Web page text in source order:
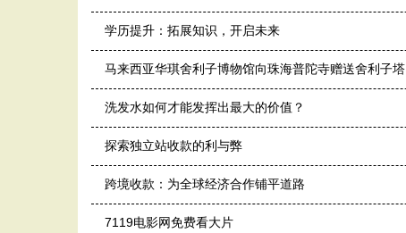
学历提升：拓展知识，开启未来
马来西亚华琪舍利子博物馆向珠海普陀寺赠送舍利子塔
洗发水如何才能发挥出最大的价值？
探索独立站收款的利与弊
跨境收款：为全球经济合作铺平道路
7119电影网免费看大片